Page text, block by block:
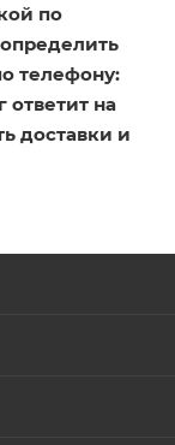
по
телефону:
ответит на
доставки и